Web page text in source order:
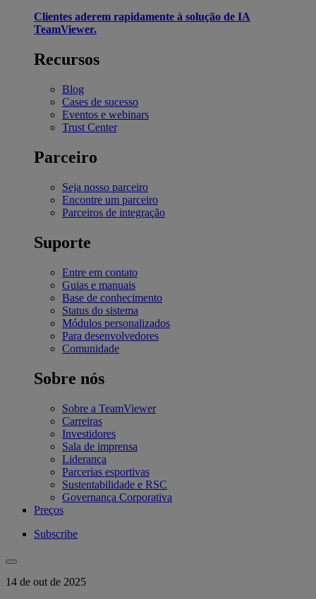
Clientes aderem rapidamente à solução de IA
TeamViewer.
Recursos
Blog
Cases de sucesso
Eventos e webinars
Trust Center
Parceiro
Seja nosso parceiro
Encontre um parceiro
Parceiros de integração
Suporte
Entre em contato
Guias e manuais
Base de conhecimento
Status do sistema
Módulos personalizados
Para desenvolvedores
Comunidade
Sobre nós
Sobre a TeamViewer
Carreiras
Investidores
Sala de imprensa
Liderança
Parcerias esportivas
Sustentabilidade e RSC
Governança Corporativa
Preços
Subscribe
14 de out de 2025